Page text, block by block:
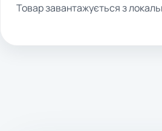
Товар завантажується з